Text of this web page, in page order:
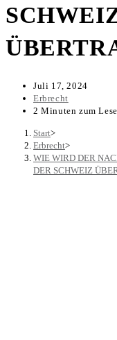
Juli 17, 2024
Erbrecht
2 Minuten zum
Start>
Erbrecht>
WIE WIRD DER
DER SCHWEIZ